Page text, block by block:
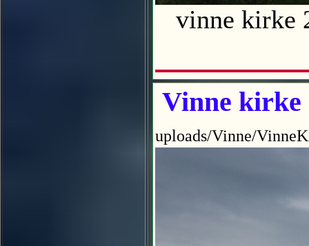
vinne kirke
Vinne kirke
uploads/Vinne/